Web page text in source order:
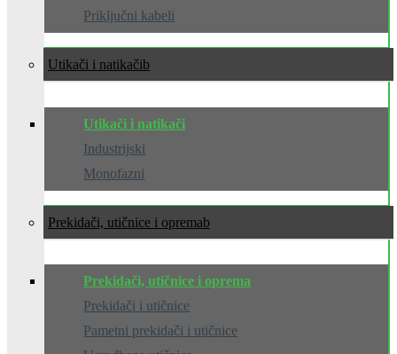
Priključni kabeli
Utikači i natikači
Utikači i natikači
Industrijski
Monofazni
Prekidači, utičnice i oprema
Prekidači, utičnice i oprema
Prekidači i utičnice
Pametni prekidači i utičnice